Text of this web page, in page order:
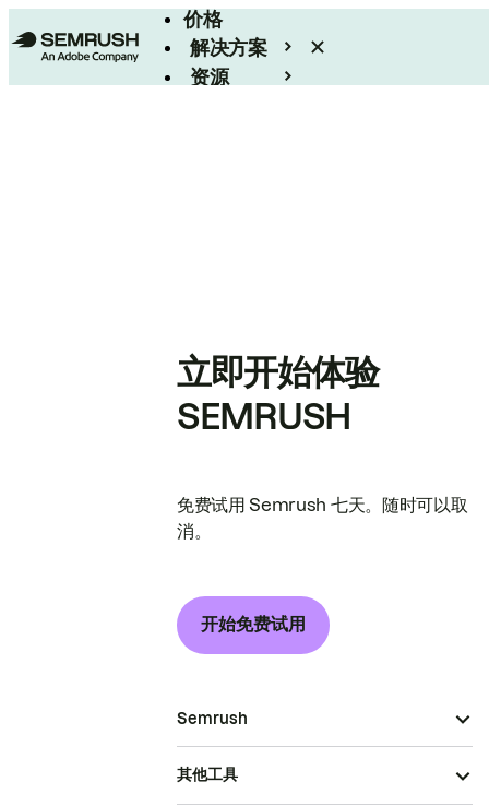
价格
解决方案
资源
立即开始体验
SEMRUSH
免费试用 Semrush 七天。随时可以取
消。
开始免费试用
Semrush
其他工具